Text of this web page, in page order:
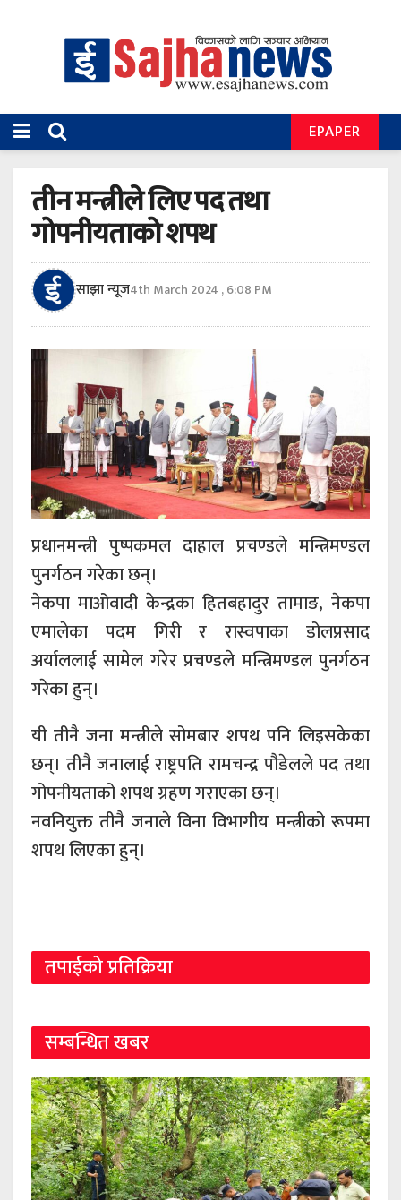
EPAPER
तीन मन्त्रीले लिए पद तथा
गोपनीयताको शपथ
साझा न्यूज4th March 2024 , 6:08 PM
प्रधानमन्त्री पुष्पकमल दाहाल प्रचण्डले मन्त्रिमण्डल
पुनर्गठन गरेका छन्।
नेकपा माओवादी केन्द्रका हितबहादुर तामाङ, नेकपा
एमालेका पदम गिरी र रास्वपाका डोलप्रसाद
अर्याललाई सामेल गरेर प्रचण्डले मन्त्रिमण्डल पुनर्गठन
गरेका हुन्।
यी तीनै जना मन्त्रीले सोमबार शपथ पनि लिइसकेका
छन्। तीनै जनालाई राष्ट्रपति रामचन्द्र पौडेलले पद तथा
गोपनीयताको शपथ ग्रहण गराएका छन्।
नवनियुक्त तीनै जनाले विना विभागीय मन्त्रीको रूपमा
शपथ लिएका हुन्।
तपाईको प्रतिक्रिया
सम्बन्धित खबर